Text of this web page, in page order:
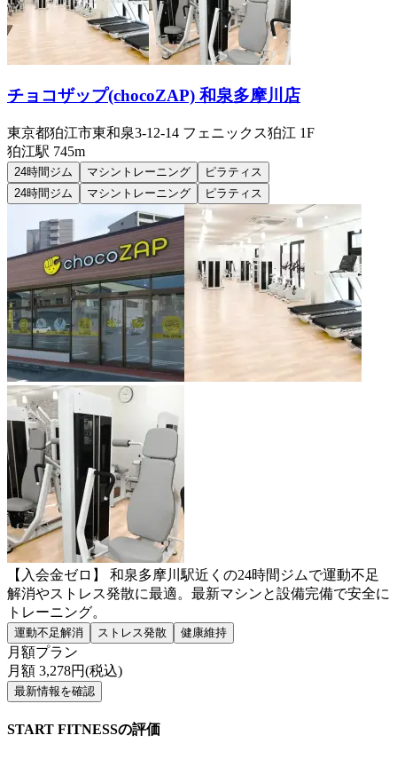
チョコザップ(chocoZAP) 和泉多摩川店
東京都狛江市東和泉3-12-14 フェニックス狛江 1F
狛江駅 745m
24時間ジム マシントレーニング
ピラティス
24時間ジム
マシントレーニング ピラティス
【入会金ゼロ】 和泉多摩川駅近くの24時間ジムで運動不足
解消やストレス発散に最適。最新マシンと設備完備で安全に
トレーニング。
運動不足解消 ストレス発散 健康維持
月額プラン
月額 3,278円(税込)
最新情報を確認
START FITNESSの評価